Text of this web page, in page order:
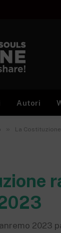
Autori
» La
2023